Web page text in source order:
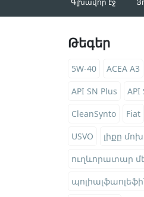
Գլխավոր էջ
Թեգեր
5W-40 ACEA A3
API SN Plus
API
CleanSynto
Fiat
USVO
լիքը
ուղևորատար